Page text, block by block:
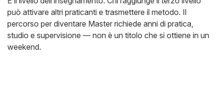
può attivare altri praticanti e trasmettere il metodo. Il
percorso per diventare Master richiede anni di pratica,
studio e supervisione — non è un titolo che si ottiene in un
weekend.